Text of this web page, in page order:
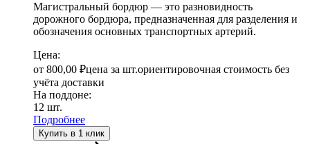
Магистральный бордюр — это разновидность
дорожного бордюра, предназначенная для разделения и
обозначения основных транспортных артерий.
Цена:
от 800,00 ₽цена за шт.ориентировочная стоимость без
учёта доставки
На поддоне:
12 шт.
Подробнее
Купить в 1 клик